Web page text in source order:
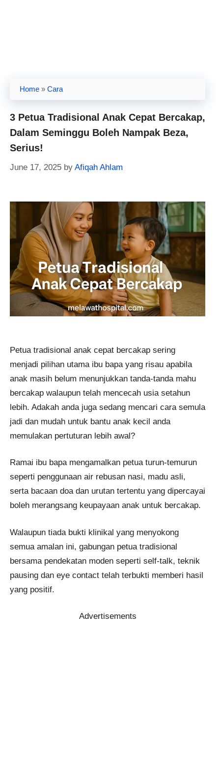
Home » Cara
3 Petua Tradisional Anak Cepat Bercakap,
Dalam Seminggu Boleh Nampak Beza,
Serius!
June 17, 2025 by Afiqah Ahlam
Petua tradisional anak cepat bercakap sering
menjadi pilihan utama ibu bapa yang risau apabila
anak masih belum menunjukkan tanda-tanda mahu
bercakap walaupun telah mencecah usia setahun
lebih. Adakah anda juga sedang mencari cara semula
jadi dan mudah untuk bantu anak kecil anda
memulakan pertuturan lebih awal?
Ramai ibu bapa mengamalkan petua turun-temurun
seperti penggunaan air rebusan nasi, madu asli,
serta bacaan doa dan urutan tertentu yang dipercayai
boleh merangsang keupayaan anak untuk bercakap.
Walaupun tiada bukti klinikal yang menyokong
semua amalan ini, gabungan petua tradisional
bersama pendekatan moden seperti self-talk, teknik
pausing dan eye contact telah terbukti memberi hasil
yang positif.
Advertisements